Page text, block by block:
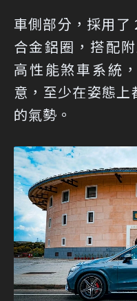
車側部分，採用了
合金鋁圈，搭配
高性能煞車系統
意，至少在姿態上
的氣勢。